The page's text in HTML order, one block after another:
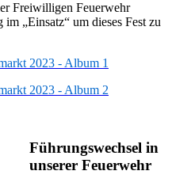
Freiwilligen Feuerwehr
„Einsatz“ um dieses Fest zu
2023 - Album 1
2023 - Album 2
Führungswechsel in
unserer Feuerwehr